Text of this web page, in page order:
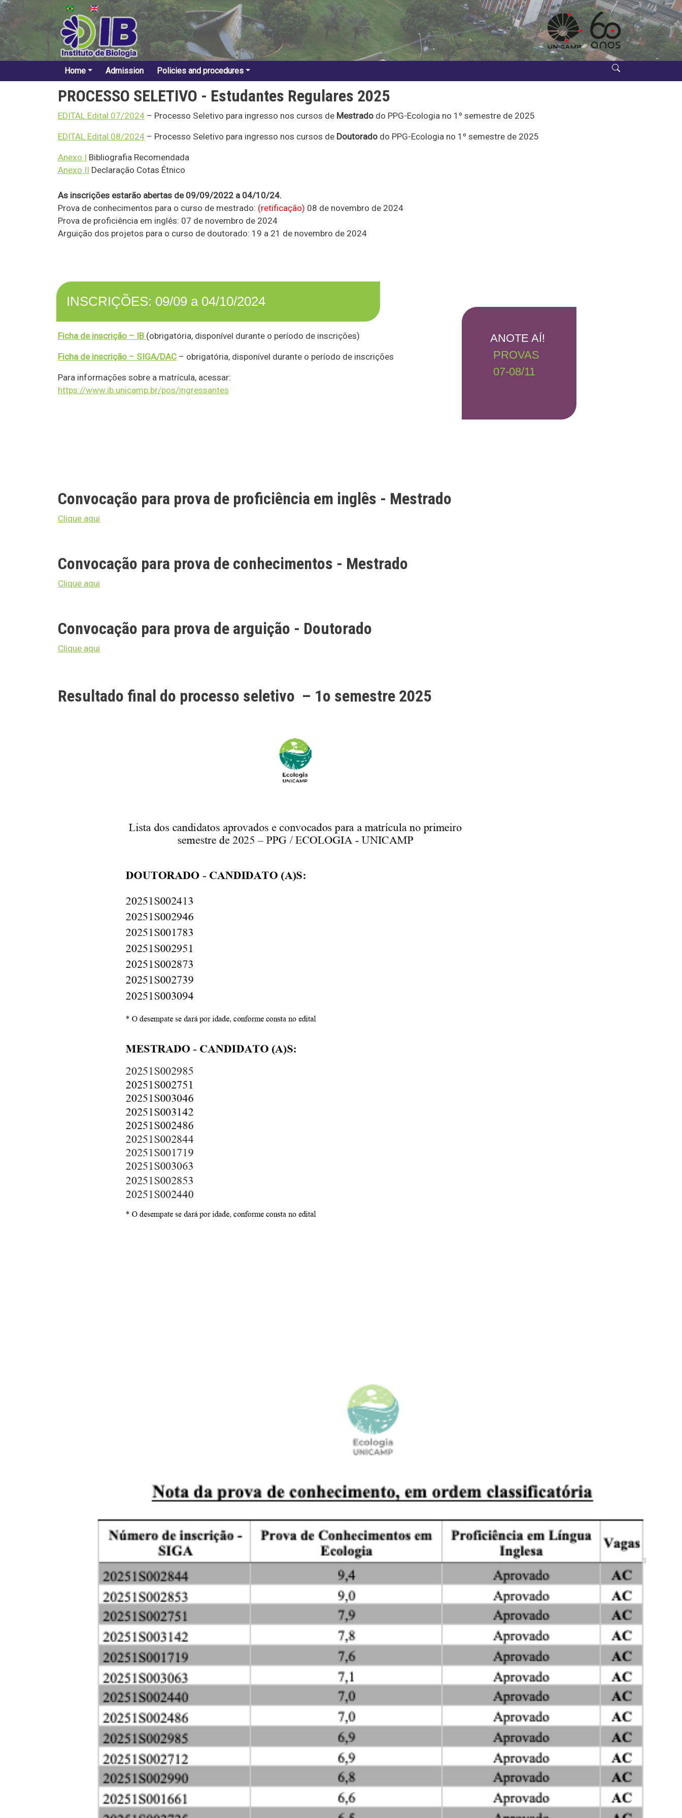
Skip to main content
Main Menu
Home Admission Policies and procedures
PROCESSO SELETIVO - Estudantes Regulares 2025
EDITAL Edital 07/2024 – Processo Seletivo para ingresso nos cursos de Mestrado do PPG-Ecologia no 1º semestre de 2025
EDITAL Edital 08/2024 – Processo Seletivo para ingresso nos cursos de Doutorado do PPG-Ecologia no 1º semestre de 2025
Anexo I Bibliografia Recomendada
Anexo II Declaração Cotas Étnico
As inscrições estarão abertas de 09/09/2022 a 04/10/24.
Prova de conhecimentos para o curso de mestrado: (retificação) 08 de novembro de 2024
Prova de proficiência em inglês: 07 de novembro de 2024
Arguição dos projetos para o curso de doutorado: 19 a 21 de novembro de 2024
INSCRIÇÕES: 09/09 a 04/10/2024
Ficha de inscrição – IB (obrigatória, disponível durante o período de inscrições)
Ficha de inscrição – SIGA/DAC – obrigatória, disponível durante o período de inscrições
Para informações sobre a matrícula, acessar:
https://www.ib.unicamp.br/pos/ingressantes
ANOTE AÍ!
PROVAS
07-08/11
Convocação para prova de proficiência em inglês - Mestrado
Clique aqui
Convocação para prova de conhecimentos - Mestrado
Clique aqui
Convocação para prova de arguição - Doutorado
Clique aqui
Resultado final do processo seletivo – 1o semestre 2025